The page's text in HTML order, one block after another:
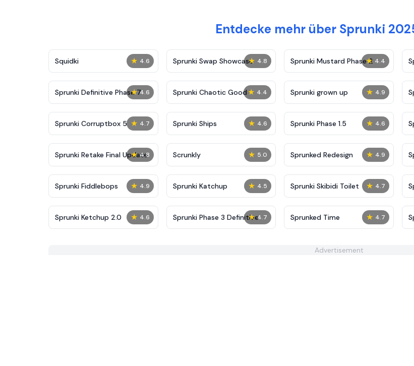
Entdecke mehr über Sprunki
★ 4.6
Squidki ★ 4.8
Sprunki Swap Showcase ★ 4.4
Sprunki Mustard Phase 2
★ 4.6
Sprunki Definitive Phase 7 ★ 4.4
Sprunki Chaotic Good ★ 4.9
Sprunki grown up
★ 4.7
Sprunki Corruptbox 5 ★ 4.6
Sprunki Ships ★ 4.6
Sprunki Phase 1.5
★ 4.8
Sprunki Retake Final Update ★ 5.0
Scrunkly ★ 4.9
Sprunked Redesign
★ 4.9
Sprunki Fiddlebops ★ 4.5
Sprunki Katchup ★ 4.7
Sprunki Skibidi Toilet
★ 4.6
Sprunki Ketchup 2.0 ★ 4.7
Sprunki Phase 3 Definitive ★ 4.7
Sprunked Time
Advertisement